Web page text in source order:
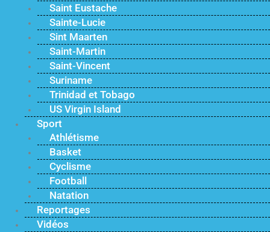
Saint Eustache
Sainte-Lucie
Sint Maarten
Saint-Martin
Saint-Vincent
Suriname
Trinidad et Tobago
US Virgin Island
Sport
Athlétisme
Basket
Cyclisme
Football
Natation
Reportages
Vidéos